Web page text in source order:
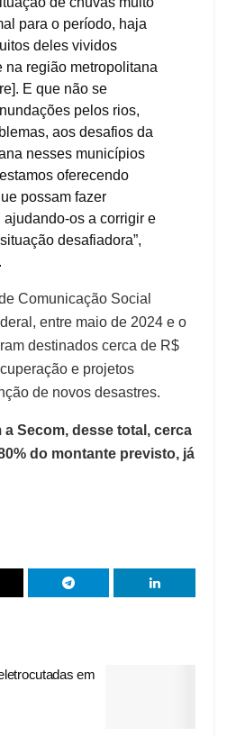
para o período, haja
deles vividos
na região metropolitana
E que não se
pelos rios,
aos desafios da
nesses municípios
oferecendo
possam fazer
ajudando-os a corrigir e
desafiadora”,
Comunicação Social
entre maio de 2024 e o
destinados cerca de R$
e projetos
de novos desastres.
Secom, desse total, cerca
do montante previsto, já
em